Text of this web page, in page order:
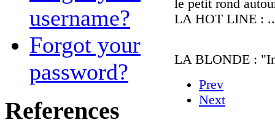
username?
Forgot your
password?
References
le petit rond
LA HOT LINE :
LA BLONDE :
Prev
Next